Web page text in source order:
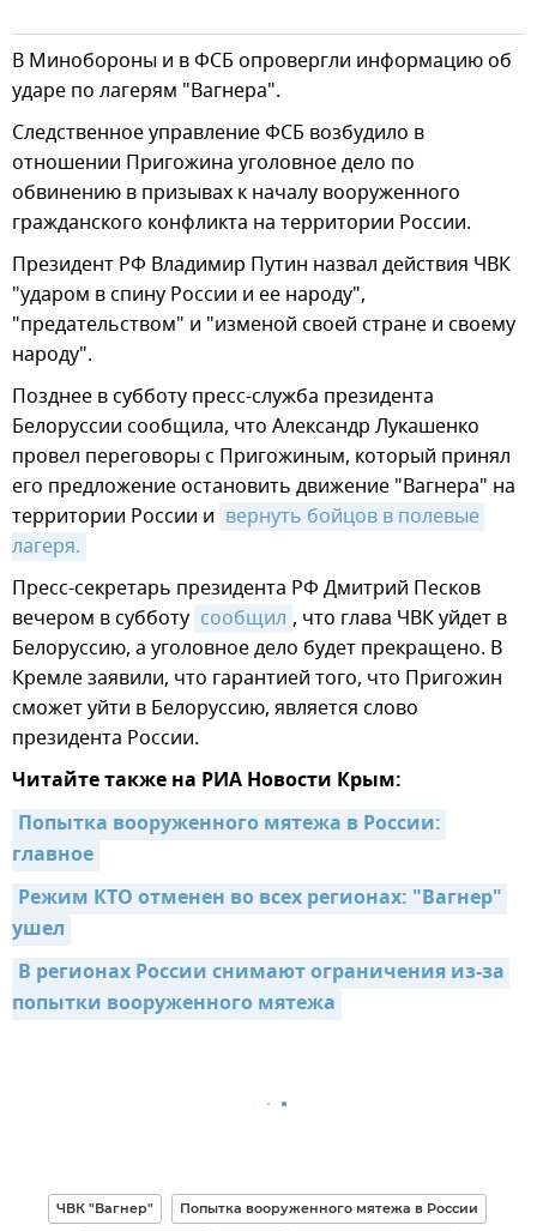
В Минобороны и в ФСБ опровергли информацию об
ударе по лагерям "Вагнера".
Следственное управление ФСБ возбудило в
отношении Пригожина уголовное дело по
обвинению в призывах к началу вооруженного
гражданского конфликта на территории России.
Президент РФ Владимир Путин назвал действия ЧВК
"ударом в спину России и ее народу",
"предательством" и "изменой своей стране и своему
народу".
Позднее в субботу пресс-служба президента
Белоруссии сообщила, что Александр Лукашенко
провел переговоры с Пригожиным, который принял
его предложение остановить движение "Вагнера" на
территории России и вернуть бойцов в полевые
лагеря.
Пресс-секретарь президента РФ Дмитрий Песков
вечером в субботу сообщил , что глава ЧВК уйдет в
Белоруссию, а уголовное дело будет прекращено. В
Кремле заявили, что гарантией того, что Пригожин
сможет уйти в Белоруссию, является слово
президента России.
Читайте также на РИА Новости Крым:
Попытка вооруженного мятежа в России:
главное
Режим КТО отменен во всех регионах: "Вагнер"
ушел
В регионах России снимают ограничения из-за
попытки вооруженного мятежа
ЧВК "Вагнер" Попытка вооруженного мятежа в России